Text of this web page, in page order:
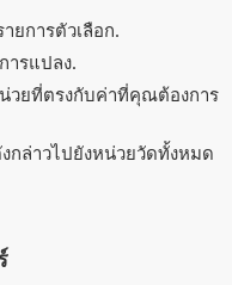
ยการตัวเลือก.
รแปลง.
น่วยที่ตรงกับค่าที่คุณต้องการ
กล่าวไปยังหน่วยวัดทั้งหมด